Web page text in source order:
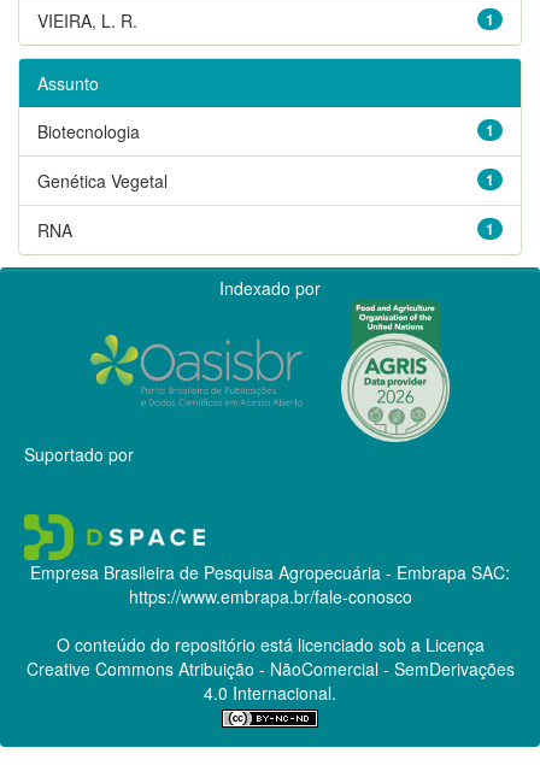
1
VIEIRA, L. R.
Assunto
1
Biotecnologia
1
Genética Vegetal
1
RNA
Indexado por
Suportado por
Empresa Brasileira de Pesquisa Agropecuária - Embrapa SAC:
https://www.embrapa.br/fale-conosco
O conteúdo do repositório está licenciado sob a Licença
Creative CommonsAtribuição - NãoComercial - SemDerivações
4.0 Internacional.